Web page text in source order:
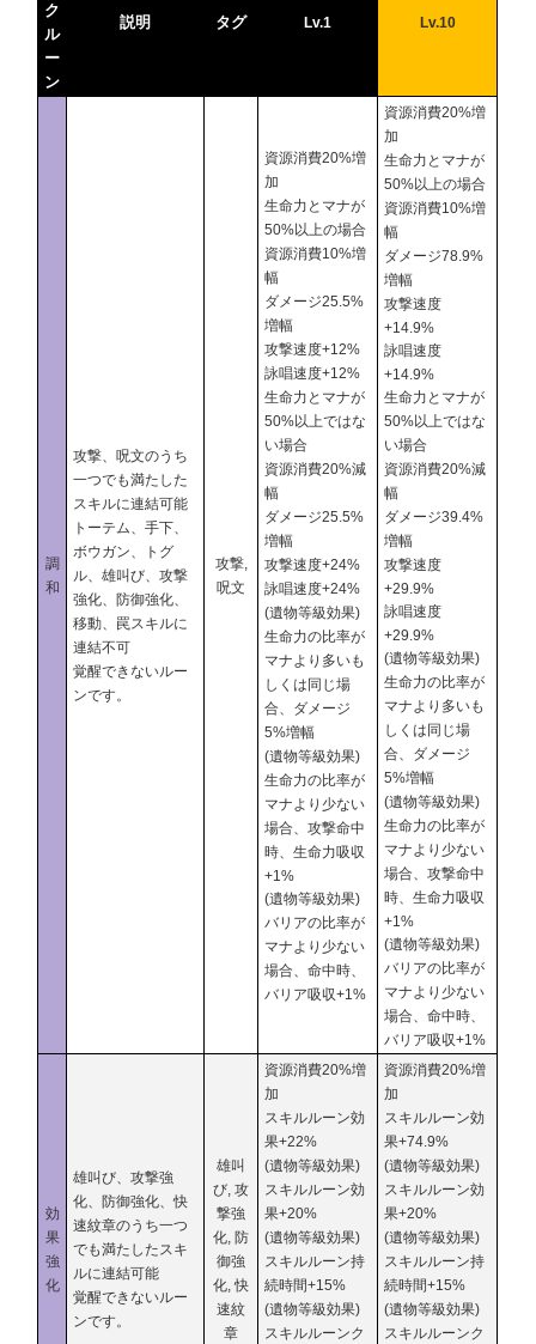
ク
ル
ー
ン
説明 タグ Lv.1 Lv.10
調
和
攻撃、呪文のうち
一つでも満たした
スキルに連結可能
トーテム、手下、
ボウガン、トグ
ル、雄叫び、攻撃
強化、防御強化、
移動、罠スキルに
連結不可
覚醒できないルー
ンです。
攻撃,
呪文
資源消費20%増
加
生命力とマナが
50%以上の場合
資源消費10%増
幅
ダメージ25.5%
増幅
攻撃速度+12%
詠唱速度+12%
生命力とマナが
50%以上ではな
い場合
資源消費20%減
幅
ダメージ25.5%
増幅
攻撃速度+24%
詠唱速度+24%
(遺物等級効果)
生命力の比率が
マナより多いも
しくは同じ場
合、ダメージ
5%増幅
(遺物等級効果)
生命力の比率が
マナより少ない
場合、攻撃命中
時、生命力吸収
+1%
(遺物等級効果)
バリアの比率が
マナより少ない
場合、命中時、
バリア吸収+1%
資源消費20%増
加
生命力とマナが
50%以上の場合
資源消費10%増
幅
ダメージ78.9%
増幅
攻撃速度
+14.9%
詠唱速度
+14.9%
生命力とマナが
50%以上ではな
い場合
資源消費20%減
幅
ダメージ39.4%
増幅
攻撃速度
+29.9%
詠唱速度
+29.9%
(遺物等級効果)
生命力の比率が
マナより多いも
しくは同じ場
合、ダメージ
5%増幅
(遺物等級効果)
生命力の比率が
マナより少ない
場合、攻撃命中
時、生命力吸収
+1%
(遺物等級効果)
バリアの比率が
マナより少ない
場合、命中時、
バリア吸収+1%
効
果
強
化
雄叫び、攻撃強
化、防御強化、快
速紋章のうち一つ
でも満たしたスキ
ルに連結可能
覚醒できないルー
ンです。
雄叫
び, 攻
撃強
化, 防
御強
化, 快
速紋
章
資源消費20%増
加
スキルルーン効
果+22%
(遺物等級効果)
スキルルーン効
果+20%
(遺物等級効果)
スキルルーン持
続時間+15%
(遺物等級効果)
スキルルーンク
資源消費20%増
加
スキルルーン効
果+74.9%
(遺物等級効果)
スキルルーン効
果+20%
(遺物等級効果)
スキルルーン持
続時間+15%
(遺物等級効果)
スキルルーンク